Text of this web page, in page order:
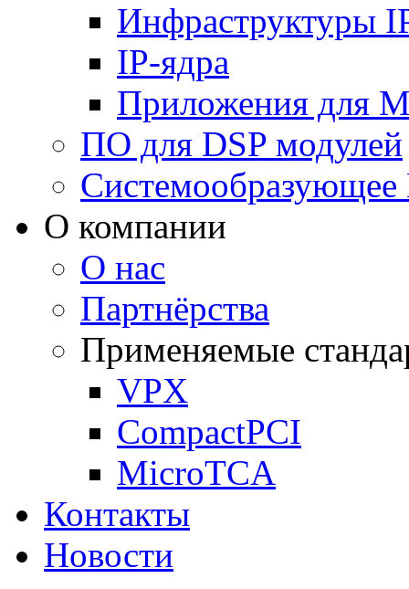
Инфраструктуры
IP-ядра
Приложения для
ПО для DSP модулей
О компании
О нас
Партнёрства
Применяемые
VPX
CompactPCI
MicroTCA
Контакты
Новости